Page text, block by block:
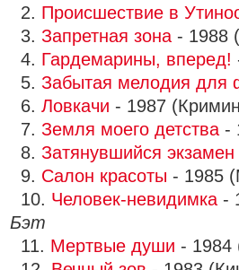
2. Происшествие в
3. Запретная зона - 1988
4. Гардемарины, вперед!
5. Забытая мелодия для
6. Ловкачи - 1987
7. Земля моего детства -
8. Затянувшийся экзамен
9. Салон красоты - 1985
10. Человек-невидимка -
Бэт
11. Мертвые души -